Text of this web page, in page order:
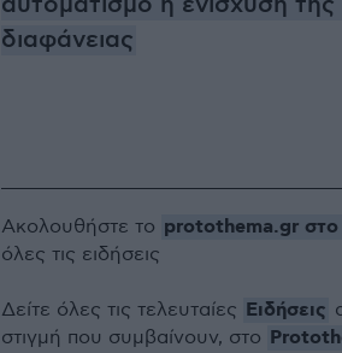
διαφάνειας
Ακολουθήστε το protothema.gr
όλες τις ειδήσεις
Δείτε όλες τις τελευταίες Ειδήσεις
στιγμή που συμβαίνουν, στο